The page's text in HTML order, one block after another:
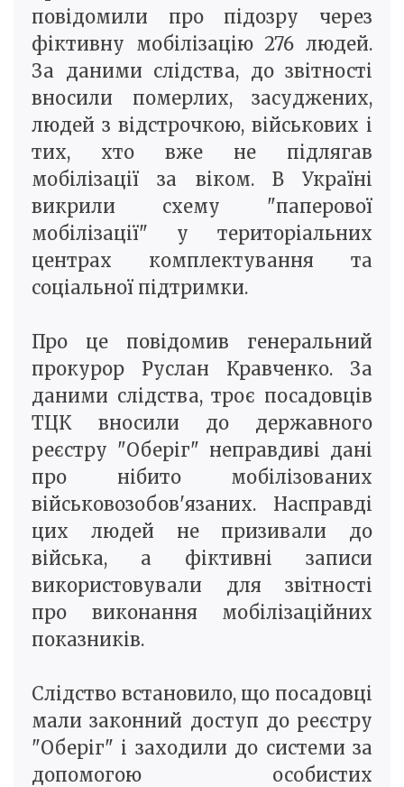
повідомили про підозру через
фіктивну мобілізацію 276 людей.
За даними слідства, до звітності
вносили померлих, засуджених,
людей з відстрочкою, військових і
тих, хто вже не підлягав
мобілізації за віком. В Україні
викрили схему "паперової
мобілізації" у територіальних
центрах комплектування та
соціальної підтримки.
Про це повідомив генеральний
прокурор Руслан Кравченко. За
даними слідства, троє посадовців
ТЦК вносили до державного
реєстру "Оберіг" неправдиві дані
про нібито мобілізованих
військовозобов'язаних. Насправді
цих людей не призивали до
війська, а фіктивні записи
використовували для звітності
про виконання мобілізаційних
показників.
Слідство встановило, що посадовці
мали законний доступ до реєстру
"Оберіг" і заходили до системи за
допомогою особистих